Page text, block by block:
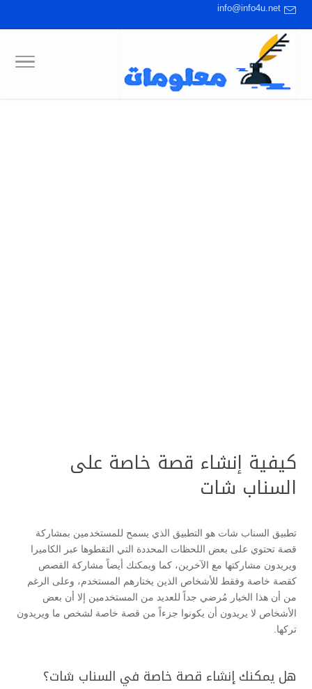
info@info4u.net
كيفية إنشاء قصة خاصة على
السناب شات
تطبيق السناب شات هو التطبيق الذي يسمح للمستخدمين بمشاركة
قصة تحتوي على بعض اللحظات المحددة التي التقطوها عبر الكاميرا
ويريدون مشاركتها مع الآخرين، كما ويمكنك أيضاً مشاركة القصص
كقصة خاصة وفقط للأشخاص الذين يختارهم المستخدم، وعلى الرغم
من أن هذا الخيار مُرضي جداً للعديد من المستخدمين إلا أن بعض
الأشخاص لا يريدون أن يكونوا جزءاً من قصة خاصة لشخص ما ويريدون
تركها.
هل يمكنك إنشاء قصة خاصة في السناب شات؟